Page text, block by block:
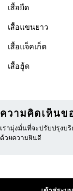
เสื้อยืด
เสื้อแขนยาว
เสื้อแจ็คเก็ต
เสื้อฮู้ด
ความคิดเห็นข
เรามุ่งมั่นที่จะปรับปรุง
ด้วยความยินดี